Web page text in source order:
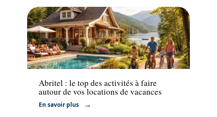
Activités
Abritel : le top des activités à faire
autour de vos locations de vacances
En savoir plus